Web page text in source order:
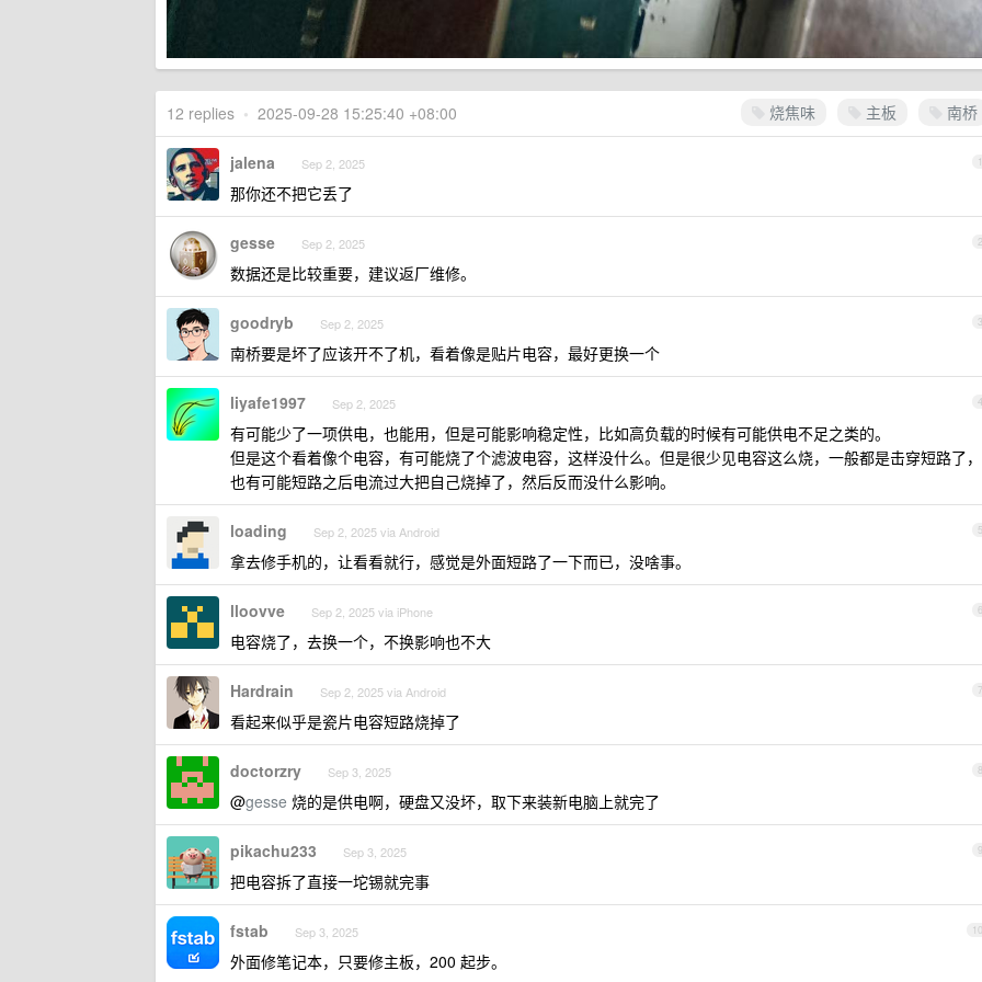
烧焦味 主板 南桥
12 replies • 2025-09-28 15:25:40 +08:00
1
jalena Sep 2, 2025
那你还不把它丢了
2
gesse Sep 2, 2025
数据还是比较重要，建议返厂维修。
3
goodryb Sep 2, 2025
南桥要是坏了应该开不了机，看着像是贴片电容，最好更换一个
4
liyafe1997 Sep 2, 2025
有可能少了一项供电，也能用，但是可能影响稳定性，比如高负载的时候有可能供电不足之类的。
但是这个看着像个电容，有可能烧了个滤波电容，这样没什么。但是很少见电容这么烧，一般都是击穿短路了，
也有可能短路之后电流过大把自己烧掉了，然后反而没什么影响。
5
loading Sep 2, 2025 via Android
拿去修手机的，让看看就行，感觉是外面短路了一下而已，没啥事。
6
lloovve Sep 2, 2025 via iPhone
电容烧了，去换一个，不换影响也不大
7
Hardrain Sep 2, 2025 via Android
看起来似乎是瓷片电容短路烧掉了
8
doctorzry Sep 3, 2025
@gesse 烧的是供电啊，硬盘又没坏，取下来装新电脑上就完了
9
pikachu233 Sep 3, 2025
把电容拆了直接一坨锡就完事
10
fstab Sep 3, 2025
外面修笔记本，只要修主板，200 起步。